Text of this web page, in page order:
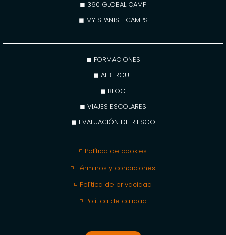
◼ 360 GLOBAL CAMP
◼ MY SPANISH CAMPS
◼ FORMACIONES
◼ ALBERGUE
◼ BLOG
◼ VIAJES ESCOLARES
◼ EVALUACIÓN DE RIESGO
◽ Política de cookies
◽ Términos y condiciones
◽ Política de privacidad
◽ Política de calidad